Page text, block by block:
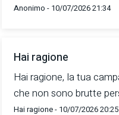
Anonimo - 10/07/2026 21:34
Hai ragione
Hai ragione, la tua
che non sono brutte
Hai ragione - 10/07/2026 20:25